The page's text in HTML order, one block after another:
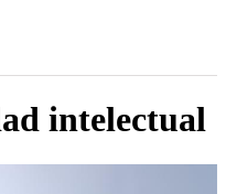
intelectual